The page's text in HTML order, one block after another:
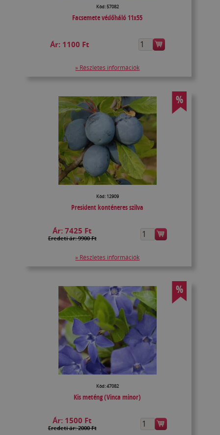
Kód: 57082
Facsemete védőháló 11x55
Ár: 1100 Ft
» Részletes információk
%
Kód: 12909
President konténeres szilva
Ár:7425 Ft
Eredeti ár: 9900 Ft
» Részletes információk
%
Kód: 47082
Kis meténg (Vinca minor)
Ár: 1500 Ft
Eredeti ár: 2000 Ft